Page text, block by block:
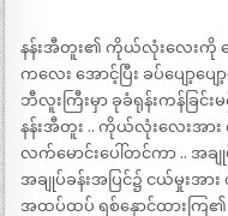
နန်းအီတူး၏ ကိုယ်လုံးလေး
ကလေး အောင့်ပြီး ခပ်ပျော့
ဘီလူးကြီးမှာ ခုခံရုန်းကန်ခြ
နန်းအီတူး .. ကိုယ်လုံးလေးအ
လက်မောင်းပေါ်တင်ကာ .. အ
အချုပ်ခန်းအပြင်၌ ငယ်မှုးအာ
အထပ်ထပ် ရစ်နှောင်ထားကြ၏